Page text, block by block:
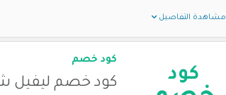
مشاهدة التفاصيل
كود
كود خصم
كود خصم ليفيل